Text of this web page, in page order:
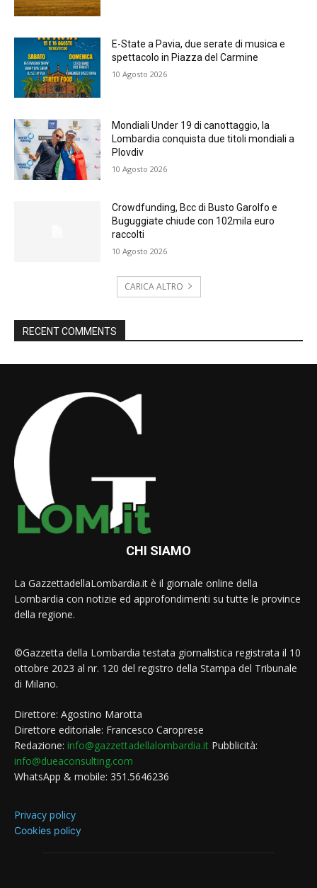
E-State a Pavia, due serate di musica e
spettacolo in Piazza del Carmine
10 Agosto 2026
Mondiali Under 19 di canottaggio, la
Lombardia conquista due titoli mondiali a
Plovdiv
10 Agosto 2026
Crowdfunding, Bcc di Busto Garolfo e
Buguggiate chiude con 102mila euro
raccolti
10 Agosto 2026
CARICA ALTRO
RECENT COMMENTS
CHI SIAMO
La GazzettadellaLombardia.it è il giornale online della
Lombardia con notizie ed approfondimenti su tutte le province
della regione.
©Gazzetta della Lombardia testata giornalistica registrata il 10
ottobre 2023 al nr. 120 del registro della Stampa del Tribunale
di Milano.
Direttore: Agostino Marotta
Direttore editoriale: Francesco Caroprese
Redazione: info@gazzettadellalombardia.it Pubblicità:
info@dueaconsulting.com
WhatsApp & mobile: 351.5646236
Privacy policy
Cookies policy